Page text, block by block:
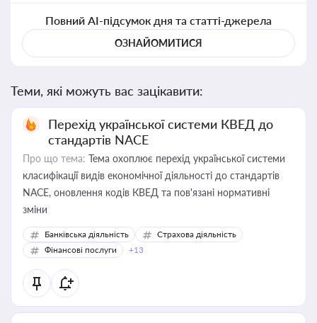
Повний AI-підсумок дня та статті-джерела
ОЗНАЙОМИТИСЯ
Теми, які можуть вас зацікавити:
Перехід української системи КВЕД до
стандартів NACE
Про що тема: Тема охоплює перехід української системи
класифікації видів економічної діяльності до стандартів
NACE, оновлення кодів КВЕД та пов'язані нормативні
зміни
Банківська діяльність
Страхова діяльність
Фінансові послуги
+13